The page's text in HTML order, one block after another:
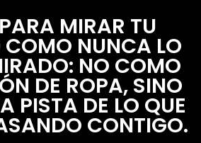
MIRAR TU
NUNCA LO
NO COMO
DE ROPA, SINO
PISTA DE LO QUE
CONTIGO.